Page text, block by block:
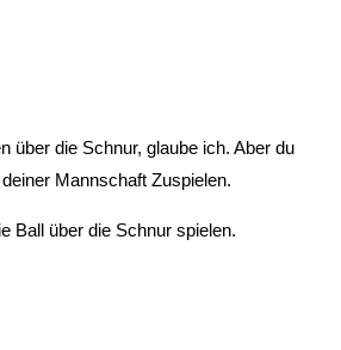
über die Schnur, glaube ich. Aber du
Mannschaft Zuspielen.
Ball über die Schnur spielen.